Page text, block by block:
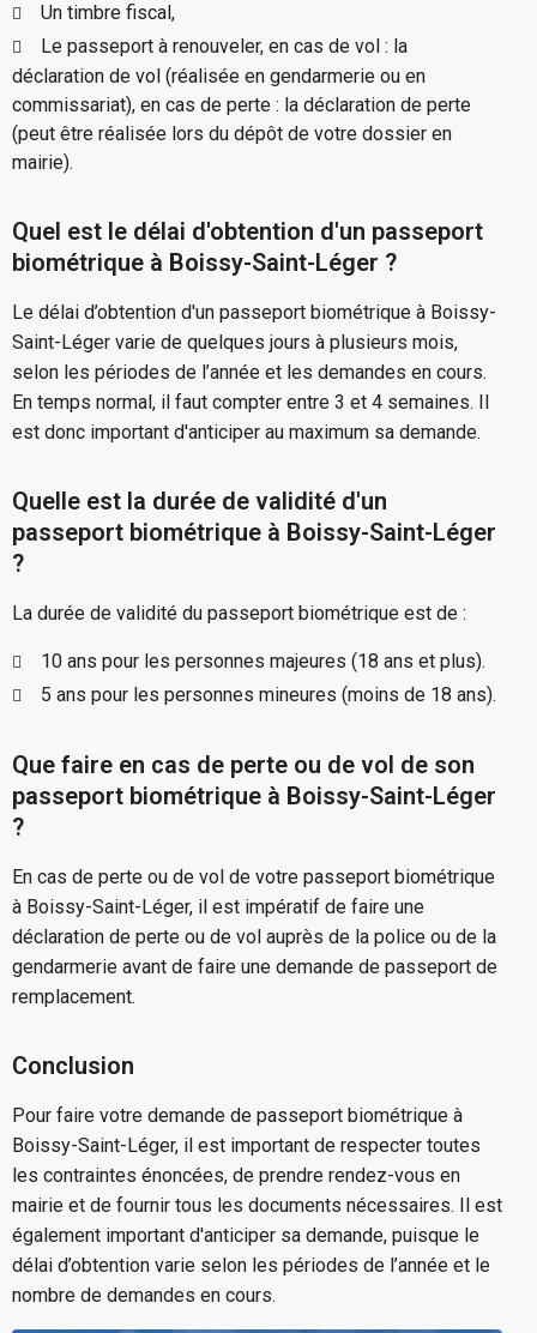
Un timbre fiscal,
Le passeport à renouveler, en cas de vol : la
déclaration de vol (réalisée en gendarmerie ou en
commissariat), en cas de perte : la déclaration de perte
(peut être réalisée lors du dépôt de votre dossier en
mairie).
Quel est le délai d'obtention d'un passeport
biométrique à Boissy-Saint-Léger ?
Le délai d’obtention d'un passeport biométrique à Boissy-
Saint-Léger varie de quelques jours à plusieurs mois,
selon les périodes de l’année et les demandes en cours.
En temps normal, il faut compter entre 3 et 4 semaines. Il
est donc important d'anticiper au maximum sa demande.
Quelle est la durée de validité d'un
passeport biométrique à Boissy-Saint-Léger
?
La durée de validité du passeport biométrique est de :
10 ans pour les personnes majeures (18 ans et plus).
5 ans pour les personnes mineures (moins de 18 ans).
Que faire en cas de perte ou de vol de son
passeport biométrique à Boissy-Saint-Léger
?
En cas de perte ou de vol de votre passeport biométrique
à Boissy-Saint-Léger, il est impératif de faire une
déclaration de perte ou de vol auprès de la police ou de la
gendarmerie avant de faire une demande de passeport de
remplacement.
Conclusion
Pour faire votre demande de passeport biométrique à
Boissy-Saint-Léger, il est important de respecter toutes
les contraintes énoncées, de prendre rendez-vous en
mairie et de fournir tous les documents nécessaires. Il est
également important d'anticiper sa demande, puisque le
délai d’obtention varie selon les périodes de l’année et le
nombre de demandes en cours.